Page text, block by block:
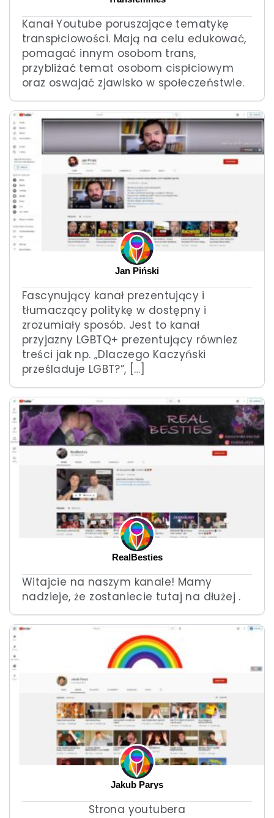
Kanał Youtube poruszające tematykę
transpłciowości. Mają na celu edukować,
pomagać innym osobom trans,
przybliżać temat osobom cispłciowym
oraz oswajać zjawisko w społeczeństwie.
Jan Piński
Fascynujący kanał prezentujący i
tłumaczący politykę w dostępny i
zrozumiały sposób. Jest to kanał
przyjazny LGBTQ+ prezentujący równiez
treści jak np. „Dlaczego Kaczyński
prześladuje LGBT?”, […]
RealBesties
Witajcie na naszym kanale! Mamy
nadzieje, że zostaniecie tutaj na dłużej .
Jakub Parys
Strona youtubera